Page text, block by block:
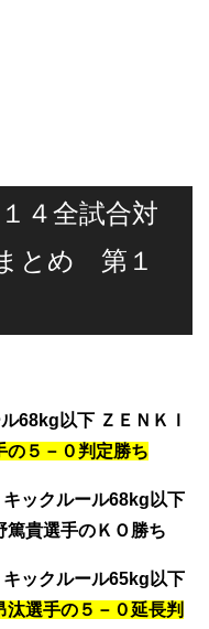
４全試合対
とめ 第１
ル68kg以下 ＺＥＮＫＩ
の５－０判定勝ち
キックルール68kg以下
篤貴選手のＫＯ勝ち
キックルール65kg以下
汰選手の５－０延長判